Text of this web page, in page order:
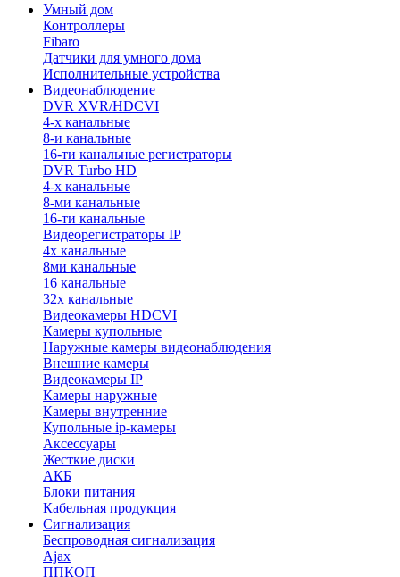
Умный дом
Контроллеры
Fibaro
Датчики для умного дома
Исполнительные устройства
Видеонаблюдение
DVR XVR/HDCVI
4-x канальные
8-и канальные
16-ти канальные регистраторы
DVR Turbo HD
4-х канальные
8-ми канальные
16-ти канальные
Видеорегистраторы IP
4х канальные
8ми канальные
16 канальные
32x канальные
Видеокамеры HDCVI
Камеры купольные
Наружные камеры видеонаблюдения
Внешние камеры
Видеокамеры IP
Камеры наружные
Камеры внутренние
Купольные ip-камеры
Аксессуары
Жесткие диски
АКБ
Блоки питания
Кабельная продукция
Сигнализация
Беспроводная сигнализация
Ajax
ППКОП